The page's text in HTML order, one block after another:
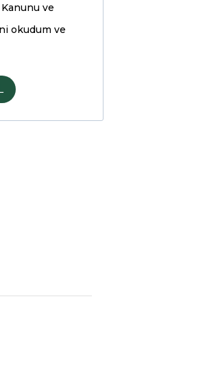
ve
okudum ve